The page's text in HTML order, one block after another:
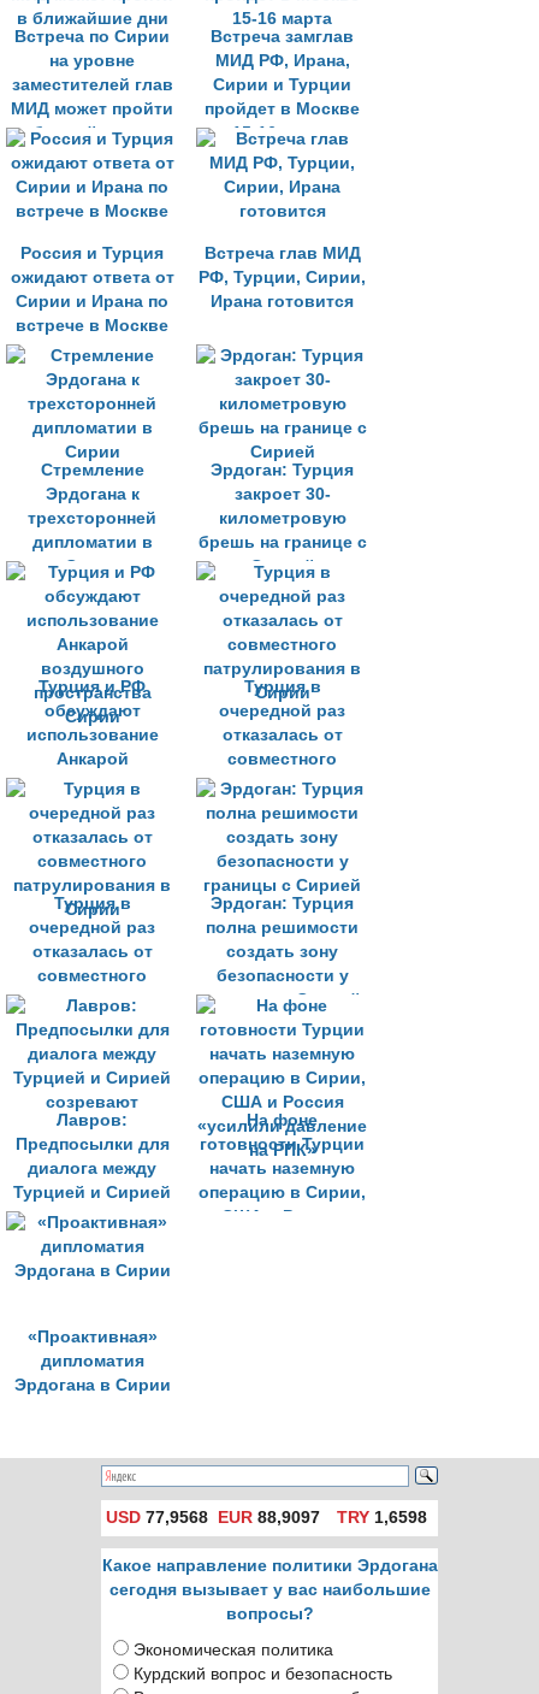
Встреча по Сирии
на уровне
заместителей глав
МИД может пройти
в ближайшие дни
Встреча замглав
МИД РФ, Ирана,
Сирии и Турции
пройдет в Москве
15-16 марта
Россия и Турция
ожидают ответа от
Сирии и Ирана по
встрече в Москве
Встреча глав МИД
РФ, Турции, Сирии,
Ирана готовится
Стремление
Эрдогана к
трехсторонней
дипломатии в
Сирии
Эрдоган: Турция
закроет 30-
километровую
брешь на границе с
Сирией
Турция и РФ
обсуждают
использование
Анкарой
воздушного
пространства
Сирии
Турция в
очередной раз
отказалась от
совместного
патрулирования в
Сирии
Турция в
очередной раз
отказалась от
совместного
патрулирования в
Сирии
Эрдоган: Турция
полна решимости
создать зону
безопасности у
границы с Сирией
Лавров:
Предпосылки для
диалога между
Турцией и Сирией
созревают
На фоне
готовности Турции
начать наземную
операцию в Сирии,
США и Россия
«Проактивная»
дипломатия
Эрдогана в Сирии
USD 77,9568 EUR 88,9097 TRY1,6598
Какое направление политики Эрдогана
сегодня вызывает у вас наибольшие
вопросы?
Экономическая политика
Курдский вопрос и безопасность